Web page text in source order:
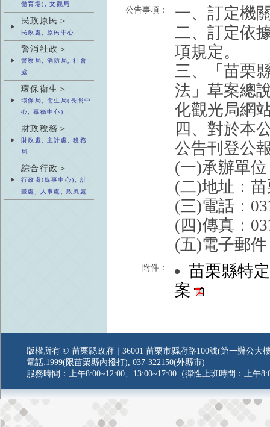
體育場), 文觀局
民政原民＞
民政處, 原民中心
警消社政＞
警察局, 消防局, 社會
處
環保衛生＞
環保局, 衛生局(長照中
心, 毒衛中心)
財政稅務＞
財政處, 主計處, 稅務
局
綜合行政＞
行政處(媒事中心), 計
畫處, 人事處, 政風處
公告事項：
一、訂定機
二、訂定依
項規定。
三、「苗栗
法」草案總
化觀光局網
四、對於本
公告刊登公
(一)承辦單
(二)地址：
(三)電話：
(四)傳真：
(五)電子郵件
附件：
苗栗縣特
案
版權所有 © 苗栗縣政府｜36001 苗栗市縣府路100號(第一辦公大
電話:1999(限苗栗縣內撥打), 037-322150(外縣市)
服務時間：上午8:00~12:00、13:00~17:00（彈性上班時間：上午